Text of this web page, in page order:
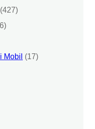
(427)
Mobil (17)